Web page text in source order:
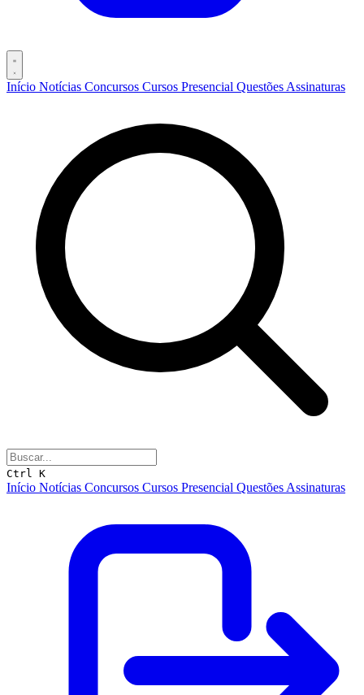
Início Notícias Concursos Cursos Presencial Questões Assinaturas
Ctrl K
Início Notícias Concursos Cursos Presencial Questões Assinaturas